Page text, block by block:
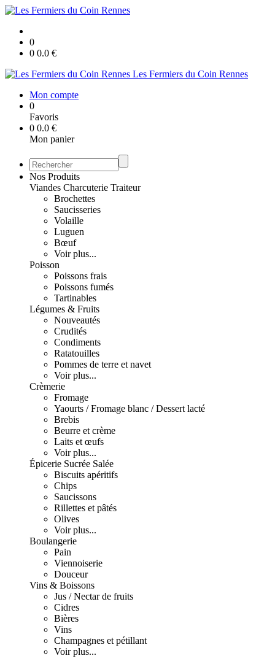
0
0 0.0 €
Les Fermiers du Coin Rennes
Mon compte
0
Favoris
0 0.0 €
Mon panier
Nos Produits
Viandes Charcuterie Traiteur
Brochettes
Saucisseries
Volaille
Luguen
Bœuf
Voir plus...
Poisson
Poissons frais
Poissons fumés
Tartinables
Légumes & Fruits
Nouveautés
Crudités
Condiments
Ratatouilles
Pommes de terre et navet
Voir plus...
Crèmerie
Fromage
Yaourts / Fromage blanc / Dessert lacté
Brebis
Beurre et crème
Laits et œufs
Voir plus...
Épicerie Sucrée Salée
Biscuits apéritifs
Chips
Saucissons
Rillettes et pâtés
Olives
Voir plus...
Boulangerie
Pain
Viennoiserie
Douceur
Vins & Boissons
Jus / Nectar de fruits
Cidres
Bières
Vins
Champagnes et pétillant
Voir plus...